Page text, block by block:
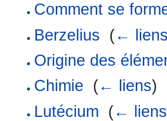
Comment se
Berzelius (←
Origine des
Chimie (← liens)
Lutécium (← liens